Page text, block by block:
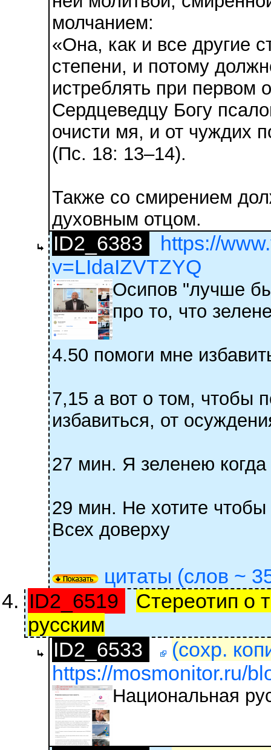
молчанием:
«Она, как и все другие
степени, и потому
истреблять при
Сердцеведцу Богу
очисти мя, и от чуждих
(Пс. 18: 13–14).
Также со смирением
духовным отцом.
ID2_6383
https://
v=LIdaIZVTZYQ
Осипов "лучше
про то, что
4.50 помоги мне
7,15 а вот о том, чтобы
избавиться, от
27 мин. Я зеленею
29 мин. Не хотите
Всех доверху
цитаты (слов ~
ID2_6519
Стереотип о
русским
ID2_6533
(сохр.
https://mosmonitor.ru/
Национальная